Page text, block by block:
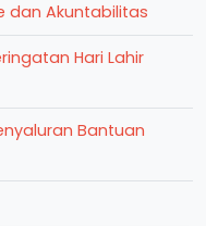
dan Akuntabilitas
Hari Lahir
Bantuan